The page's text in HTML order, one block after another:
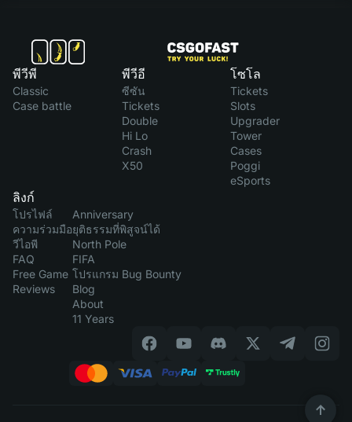
พีวีพี
Classic
Case battle
พีวีอี
ซีซัน
Tickets
Double
Hi Lo
Crash
X50
โซโล
Tickets
Slots
Upgrader
Tower
Cases
Poggi
eSports
ลิงก์
โปรไฟล์
ความร่วมมือ
วีไอพี
FAQ
Free Game
Reviews
Anniversary
ยุติธรรมที่พิสูจน์ได้
North Pole
FIFA
โปรแกรม Bug Bounty
Blog
About
11 Years